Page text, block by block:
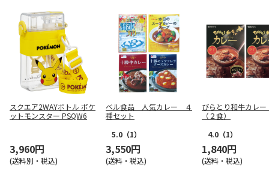
スクエア2WAYボトル ポケ
ットモンスター PSQW6
3,960円
(送料別・税込)
ベル食品 人気カレー ４
種セット
5.0 （1）
3,550円
(送料・税込)
びらとり和牛カレ
（２食）
4.0 （1）
1,840円
(送料・税込)